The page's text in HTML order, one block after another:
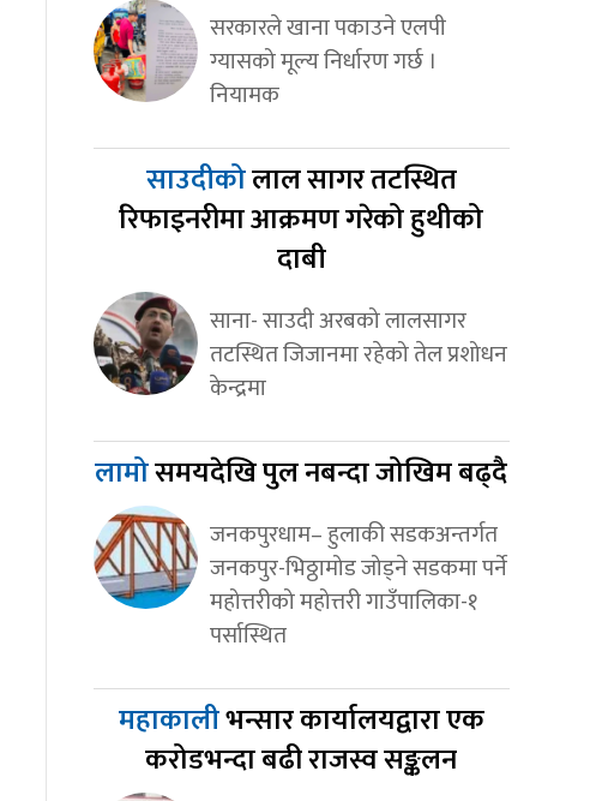
सरकारले खाना पकाउने एलपी
ग्यासको मूल्य निर्धारण गर्छ ।
नियामक
साउदीकोलाल सागर तटस्थित
रिफाइनरीमा आक्रमण गरेको हुथीको
दाबी
साना- साउदी अरबको लालसागर
तटस्थित जिजानमा रहेको तेल प्रशोधन
केन्द्रमा
लामोसमयदेखि पुल नबन्दा जोखिम बढ्दै
जनकपुरधाम– हुलाकी सडकअन्तर्गत
जनकपुर-भिठ्ठामोड जोड्ने सडकमा पर्ने
महोत्तरीको महोत्तरी गाउँपालिका-१
पर्सास्थित
महाकालीभन्सार कार्यालयद्वारा एक
करोडभन्दा बढी राजस्व सङ्कलन